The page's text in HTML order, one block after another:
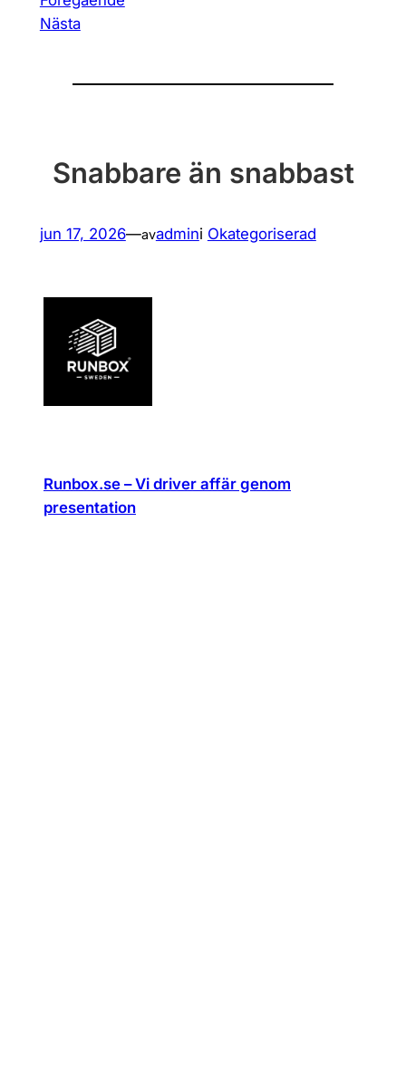
Nästa
Snabbare än snabbast
jun 17, 2026—avadmini Okategoriserad
Runbox.se – Vi driver affär genom
presentation